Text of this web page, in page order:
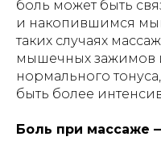
боль может быть
и накопившимся
таких случаях
мышечных зажимов
нормального
быть более
Боль при массаже